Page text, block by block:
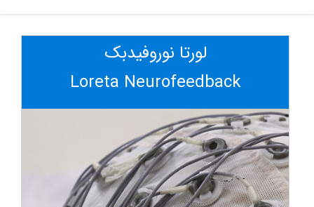
لورتا نوروفیدبک
Loreta Neurofeedback